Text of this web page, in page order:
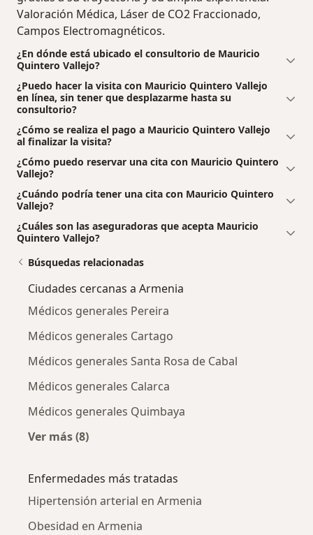
Valoración Médica, Láser de CO2 Fraccionado,
Campos Electromagnéticos.
¿En dónde está ubicado el consultorio de Mauricio
Quintero Vallejo?
¿Puedo hacer la visita con Mauricio Quintero Vallejo
en línea, sin tener que desplazarme hasta su
consultorio?
¿Cómo se realiza el pago a Mauricio Quintero Vallejo
al finalizar la visita?
¿Cómo puedo reservar una cita con Mauricio Quintero
Vallejo?
¿Cuándo podría tener una cita con Mauricio Quintero
Vallejo?
¿Cuáles son las aseguradoras que acepta Mauricio
Quintero Vallejo?
Búsquedas relacionadas
Ciudades cercanas a Armenia
Médicos generales Pereira
Médicos generales Cartago
Médicos generales Santa Rosa de Cabal
Médicos generales Calarca
Médicos generales Quimbaya
Ver más (8)
Enfermedades más tratadas
Hipertensión arterial en Armenia
Obesidad en Armenia